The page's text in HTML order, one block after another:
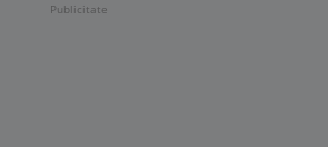
Publicitate